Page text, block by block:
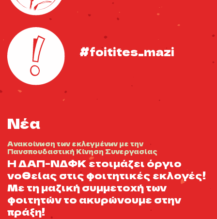
#foitites_mazi
Νέα
Ανακοίνωση των εκλεγμένων με την
Πανσπουδαστική Κίνηση Συνεργασίας
Η ΔΑΠ-ΝΔΦΚ ετοιμάζει όργιο
νοθείας στις φοιτητικές εκλογές!
Με τη μαζική συμμετοχή των
φοιτητών το ακυρώνουμε στην
πράξη!